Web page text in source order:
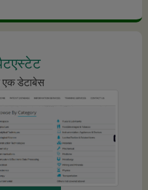
डेटाबेस